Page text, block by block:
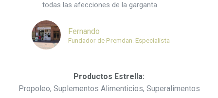
todas las afecciones de la garganta.
Fernando
Fundador de Premdan. Especialista
Productos Estrella:
Propoleo, Suplementos Alimenticios, Superalimentos